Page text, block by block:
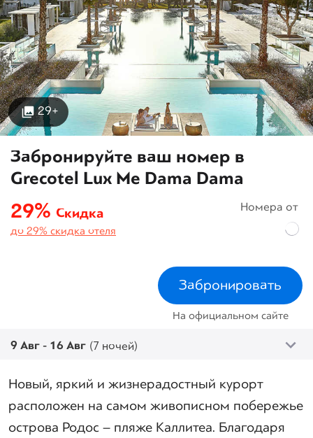
29+
Забронируйте ваш номер в
Grecotel Lux Me Dama Dama
29% Скидка
до 29% скидка отеля
Номера от
Забронировать
На официальном сайте
9 Авг - 16 Авг (7 ночей)
Новый, яркий и жизнерадостный курорт
расположен на самом живописном побережье
острова Родос – пляже Каллитеа. Благодаря